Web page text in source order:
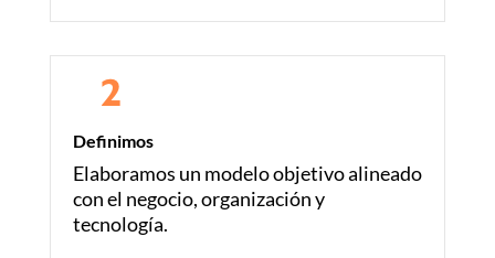
Definimos
Elaboramos un modelo objetivo alineado
con el negocio, organización y
tecnología.